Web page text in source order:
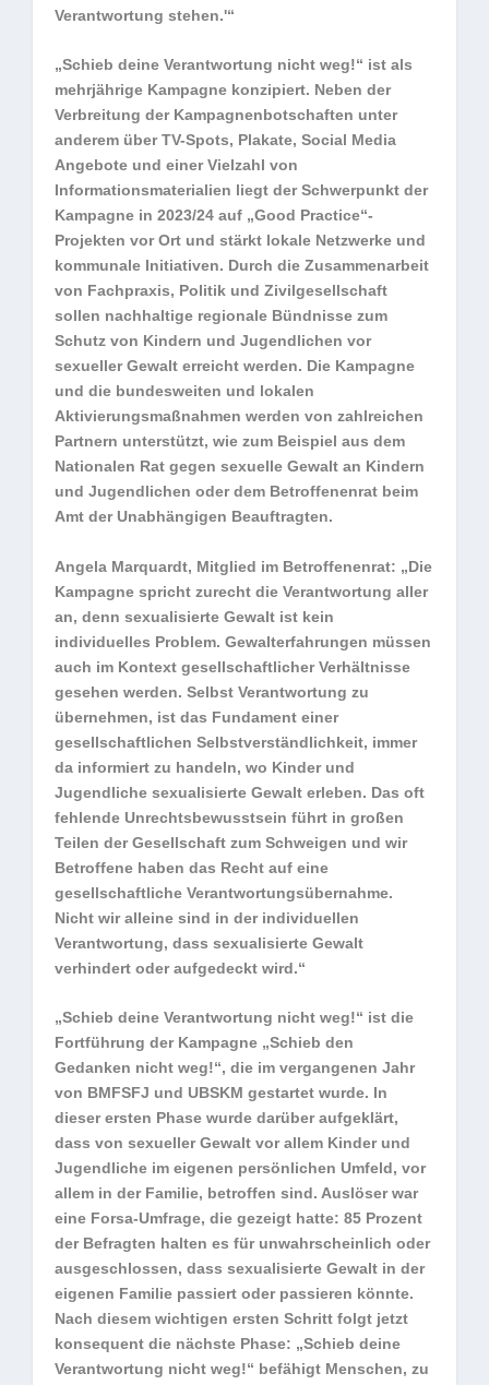
Verantwortung stehen.'“
„Schieb deine Verantwortung nicht weg!“ ist als
mehrjährige Kampagne konzipiert. Neben der
Verbreitung der Kampagnenbotschaften unter
anderem über TV-Spots, Plakate, Social Media
Angebote und einer Vielzahl von
Informationsmaterialien liegt der Schwerpunkt der
Kampagne in 2023/24 auf „Good Practice“-
Projekten vor Ort und stärkt lokale Netzwerke und
kommunale Initiativen. Durch die Zusammenarbeit
von Fachpraxis, Politik und Zivilgesellschaft
sollen nachhaltige regionale Bündnisse zum
Schutz von Kindern und Jugendlichen vor
sexueller Gewalt erreicht werden. Die Kampagne
und die bundesweiten und lokalen
Aktivierungsmaßnahmen werden von zahlreichen
Partnern unterstützt, wie zum Beispiel aus dem
Nationalen Rat gegen sexuelle Gewalt an Kindern
und Jugendlichen oder dem Betroffenenrat beim
Amt der Unabhängigen Beauftragten.
Angela Marquardt, Mitglied im Betroffenenrat: „Die
Kampagne spricht zurecht die Verantwortung aller
an, denn sexualisierte Gewalt ist kein
individuelles Problem. Gewalterfahrungen müssen
auch im Kontext gesellschaftlicher Verhältnisse
gesehen werden. Selbst Verantwortung zu
übernehmen, ist das Fundament einer
gesellschaftlichen Selbstverständlichkeit, immer
da informiert zu handeln, wo Kinder und
Jugendliche sexualisierte Gewalt erleben. Das oft
fehlende Unrechtsbewusstsein führt in großen
Teilen der Gesellschaft zum Schweigen und wir
Betroffene haben das Recht auf eine
gesellschaftliche Verantwortungsübernahme.
Nicht wir alleine sind in der individuellen
Verantwortung, dass sexualisierte Gewalt
verhindert oder aufgedeckt wird.“
„Schieb deine Verantwortung nicht weg!“ ist die
Fortführung der Kampagne „Schieb den
Gedanken nicht weg!“, die im vergangenen Jahr
von BMFSFJ und UBSKM gestartet wurde. In
dieser ersten Phase wurde darüber aufgeklärt,
dass von sexueller Gewalt vor allem Kinder und
Jugendliche im eigenen persönlichen Umfeld, vor
allem in der Familie, betroffen sind. Auslöser war
eine Forsa-Umfrage, die gezeigt hatte: 85 Prozent
der Befragten halten es für unwahrscheinlich oder
ausgeschlossen, dass sexualisierte Gewalt in der
eigenen Familie passiert oder passieren könnte.
Nach diesem wichtigen ersten Schritt folgt jetzt
konsequent die nächste Phase: „Schieb deine
Verantwortung nicht weg!“ befähigt Menschen, zu